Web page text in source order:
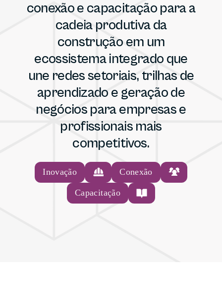
conexão e capacitação para a
cadeia produtiva da
construção em um
ecossistema integrado que
une redes setoriais, trilhas de
aprendizado e geração de
negócios para empresas e
profissionais mais
competitivos.
Inovação Conexão
Capacitação